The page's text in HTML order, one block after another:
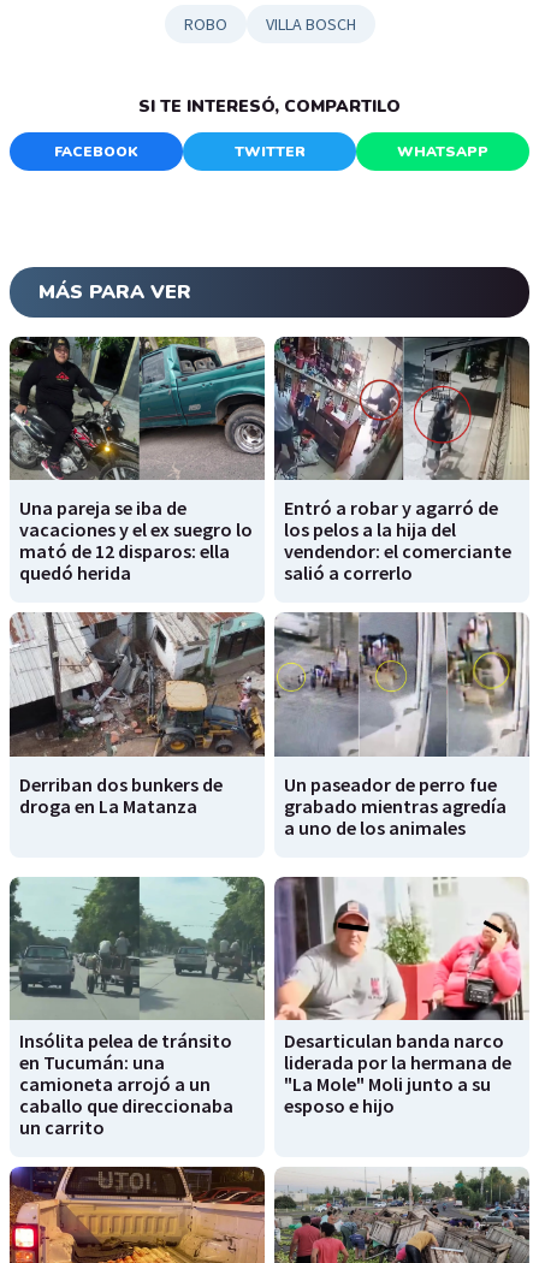
ROBO VILLA BOSCH
SI TE INTERESÓ, COMPARTILO
FACEBOOK TWITTER WHATSAPP
MÁS PARA VER
Una pareja se iba de
vacaciones y el ex suegro lo
mató de 12 disparos: ella
quedó herida
Entró a robar y agarró de
los pelos a la hija del
vendendor: el comerciante
salió a correrlo
Derriban dos bunkers de
droga en La Matanza
Un paseador de perro fue
grabado mientras agredía
a uno de los animales
Insólita pelea de tránsito
en Tucumán: una
camioneta arrojó a un
caballo que direccionaba
un carrito
Desarticulan banda narco
liderada por la hermana de
"La Mole" Moli junto a su
esposo e hijo